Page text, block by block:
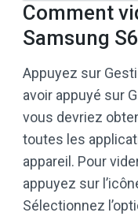
Comment
Samsung
Appuyez sur
avoir appuyé sur
vous devriez
toutes les
appareil. Pour
appuyez sur
Sélectionnez